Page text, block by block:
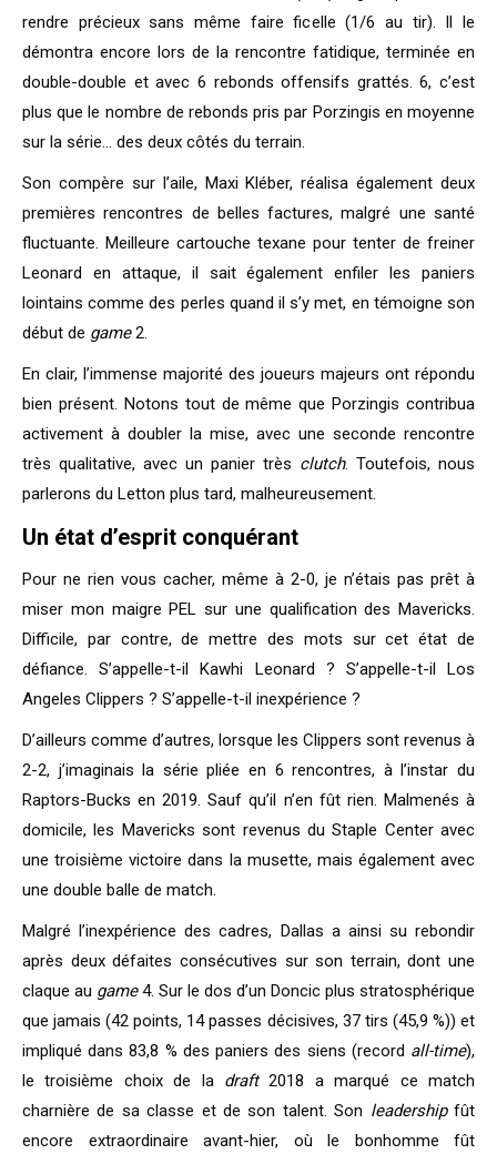
rendre précieux sans même faire ficelle (1/6 au tir). Il le
démontra encore lors de la rencontre fatidique, terminée en
double-double et avec 6 rebonds offensifs grattés. 6, c’est
plus que le nombre de rebonds pris par Porzingis en moyenne
sur la série… des deux côtés du terrain.
Son compère sur l’aile, Maxi Kléber, réalisa également deux
premières rencontres de belles factures, malgré une santé
fluctuante. Meilleure cartouche texane pour tenter de freiner
Leonard en attaque, il sait également enfiler les paniers
lointains comme des perles quand il s’y met, en témoigne son
début de game2.
En clair, l’immense majorité des joueurs majeurs ont répondu
bien présent. Notons tout de même que Porzingis contribua
activement à doubler la mise, avec une seconde rencontre
très qualitative, avec un panier très clutch. Toutefois, nous
parlerons du Letton plus tard, malheureusement.
Un état d’esprit conquérant
Pour ne rien vous cacher, même à 2-0, je n’étais pas prêt à
miser mon maigre PEL sur une qualification des Mavericks.
Difficile, par contre, de mettre des mots sur cet état de
défiance. S’appelle-t-il Kawhi Leonard ? S’appelle-t-il Los
Angeles Clippers ? S’appelle-t-il inexpérience ?
D’ailleurs comme d’autres, lorsque les Clippers sont revenus à
2-2, j’imaginais la série pliée en 6 rencontres, à l’instar du
Raptors-Bucks en 2019. Sauf qu’il n’en fût rien. Malmenés à
domicile, les Mavericks sont revenus du Staple Center avec
une troisième victoire dans la musette, mais également avec
une double balle de match.
Malgré l’inexpérience des cadres, Dallas a ainsi su rebondir
après deux défaites consécutives sur son terrain, dont une
claque au game4. Sur le dos d’un Doncic plus stratosphérique
que jamais (42 points, 14 passes décisives, 37 tirs (45,9 %)) et
impliqué dans 83,8 % des paniers des siens (record all-time),
le troisième choix de la draft2018 a marqué ce match
charnière de sa classe et de son talent. Son leadershipfût
encore extraordinaire avant-hier, où le bonhomme fût